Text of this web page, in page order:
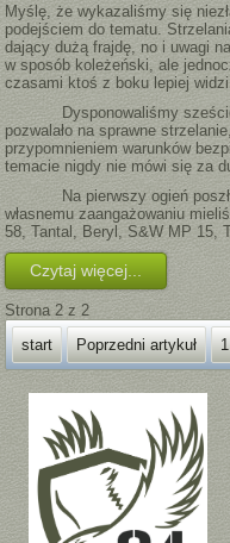
Myślę, że wykazaliśmy się
podejściem do tematu.
dający dużą frajdę, no i uwagi
w sposób koleżeński, ale
czasami ktoś z boku lepiej widzi.
Dysponowaliśmy
pozwalało na sprawne
przypomnieniem warunków
temacie nigdy nie mówi się za
Na pierwszy ogień poszły
własnemu zaangażowaniu
58, Tantal, Beryl, S&W MP 15,
Czytaj więcej...
Strona 2 z 2
start
Poprzedni artykuł 1